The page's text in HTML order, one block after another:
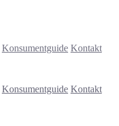
Konsumentguide Kontakt
Konsumentguide Kontakt